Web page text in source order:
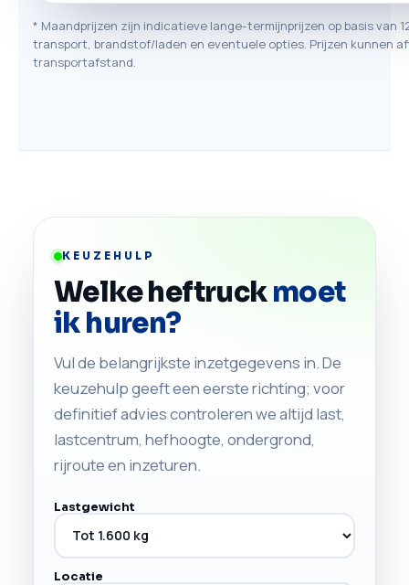
* Maandprijzen zijn indicatieve lange-termijnprijzen op basis van
transport, brandstof/laden en eventuele opties. Prijzen kunnen
transportafstand.
KEUZEHULP
Welke heftruckmoet
ik huren?
Vul de belangrijkste inzetgegevens in. De
keuzehulp geeft een eerste richting; voor
definitief advies controleren we altijd last,
lastcentrum, hefhoogte, ondergrond,
rijroute en inzeturen.
Lastgewicht
Locatie